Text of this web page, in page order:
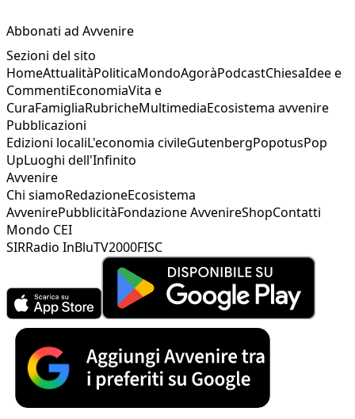
Abbonati ad Avvenire
Sezioni del sito
HomeAttualitàPoliticaMondoAgoràPodcastChiesaIdee e
CommentiEconomiaVita e
CuraFamigliaRubricheMultimediaEcosistema avvenire
Pubblicazioni
Edizioni localiL'economia civileGutenbergPopotusPop
UpLuoghi dell'Infinito
Avvenire
Chi siamoRedazioneEcosistema
AvvenirePubblicitàFondazione AvvenireShopContatti
Mondo CEI
SIRRadio InBluTV2000FISC